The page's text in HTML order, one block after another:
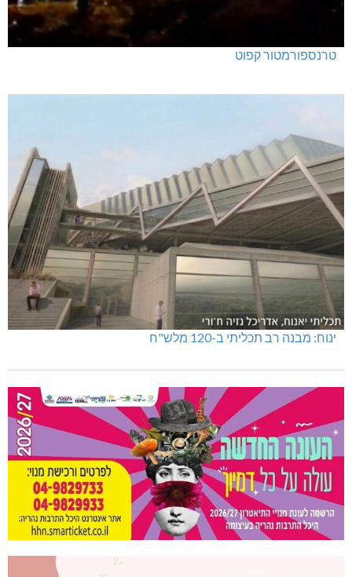
טרנספורמטור קפוט
ינוח: מבנה רב תכליתי ב-120 מלש"ח